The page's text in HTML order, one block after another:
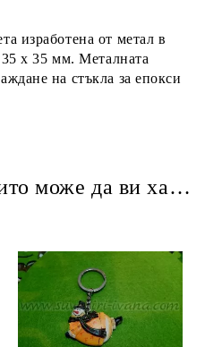
изработена от метал в
35 х 35 мм. Металната
на стъкла за епокси
Други продукти, които може да ви харесат